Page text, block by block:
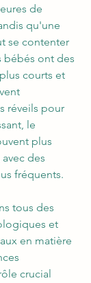
de
qu'une
se contenter
bébés ont des
courts et
réveils pour
le
plus
des
fréquents.
tous des
et
en matière
crucial